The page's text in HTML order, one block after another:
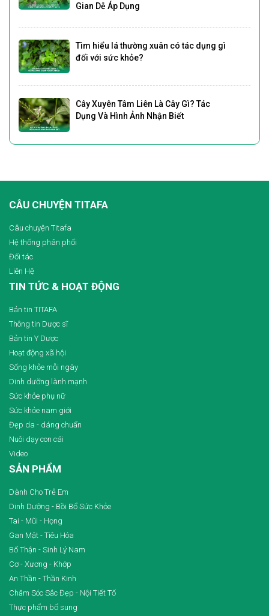
Gian Dễ Áp Dụng
Tìm hiểu lá thường xuân có tác dụng gì
đối với sức khỏe?
Cây Xuyên Tâm Liên Là Cây Gì? Tác
Dụng Và Hình Ảnh Nhận Biết
CÂU CHUYỆN TITAFA
Câu chuyện Titafa
Hệ thống phân phối
Đối tác
Liên Hệ
TIN TỨC & HOẠT ĐỘNG
Bản tin TITAFA
Thông tin Dược sĩ
Bản tin Y Dược
Hoạt động xã hội
Sống khỏe mỗi ngày
Dinh dưỡng lành mạnh
Sức khỏe phụ nữ
Sức khỏe nam giới
Đẹp da - dáng chuẩn
Nuôi dạy con cái
Video
SẢN PHẨM
Dành Cho Trẻ Em
Dinh Dưỡng - Bồi Bổ Sức Khỏe
Tai - Mũi - Họng
Gan Mật - Tiêu Hóa
Bổ Thận - Sinh Lý Nam
Cơ - Xương - Khớp
An Thần - Thần Kinh
Chăm Sóc Sắc Đẹp - Nội Tiết Tố
Thực phẩm bổ sung